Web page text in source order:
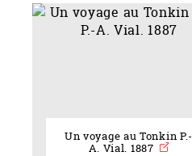
Un voyage au Tonkin P.-
A. Vial. 1887